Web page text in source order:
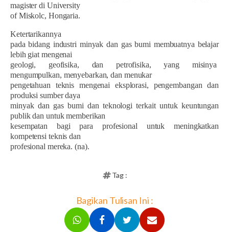
magister di University
of Miskolc, Hongaria.
Ketertarikannya
pada bidang industri minyak dan gas bumi membuatnya belajar
lebih giat mengenai
geologi, geofisika, dan petrofisika, yang misinya
mengumpulkan, menyebarkan, dan menukar
pengetahuan teknis mengenai eksplorasi, pengembangan dan
produksi sumber daya
minyak dan gas bumi dan teknologi terkait untuk keuntungan
publik dan untuk memberikan
kesempatan bagi para profesional untuk meningkatkan
kompetensi teknis dan
profesional mereka. (na).
Tag :
Bagikan Tulisan Ini :